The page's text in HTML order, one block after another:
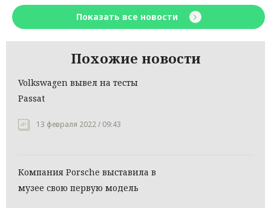
Показать все новости
Похожие новости
Volkswagen вывел на тесты
Passat
13 февраля 2022 / 09:43
Компания Porsche выставила в
музее свою первую модель